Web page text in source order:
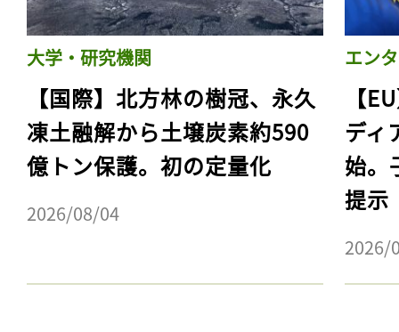
大学・研究機関
【国際】北方林の樹冠、永久
凍土融解から土壌炭素約590
億トン保護。初の定量化
2026/08/04
エン
【
ディ
始。
提示
2026/